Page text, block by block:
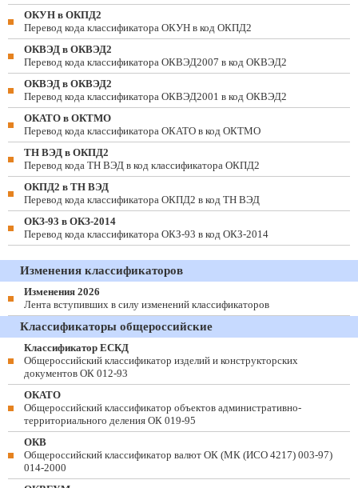
ОКУН в ОКПД2
Перевод кода классификатора ОКУН в код ОКПД2
ОКВЭД в ОКВЭД2
Перевод кода классификатора ОКВЭД2007 в код ОКВЭД2
ОКВЭД в ОКВЭД2
Перевод кода классификатора ОКВЭД2001 в код ОКВЭД2
ОКАТО в ОКТМО
Перевод кода классификатора ОКАТО в код ОКТМО
ТН ВЭД в ОКПД2
Перевод кода ТН ВЭД в код классификатора ОКПД2
ОКПД2 в ТН ВЭД
Перевод кода классификатора ОКПД2 в код ТН ВЭД
ОКЗ-93 в ОКЗ-2014
Перевод кода классификатора ОКЗ-93 в код ОКЗ-2014
Изменения классификаторов
Изменения 2026
Лента вступивших в силу изменений классификаторов
Классификаторы общероссийские
Классификатор ЕСКД
Общероссийский классификатор изделий и конструкторских
документов ОК 012-93
ОКАТО
Общероссийский классификатор объектов административно-
территориального деления ОК 019-95
ОКВ
Общероссийский классификатор валют ОК (МК (ИСО 4217) 003-97)
014-2000